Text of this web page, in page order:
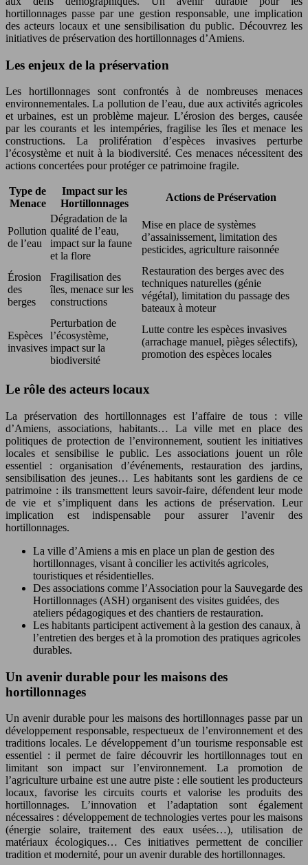
hortillonnages passe par une gestion responsable, une implication
des acteurs locaux et une sensibilisation du public. Découvrez les
initiatives de préservation des hortillonnages d’Amiens.
Les enjeux de la préservation
Les hortillonnages sont confrontés à de nombreuses menaces
environnementales. La pollution de l’eau, due aux activités agricoles
et urbaines, est un problème majeur. L’érosion des berges, causée
par les courants et les intempéries, fragilise les îles et menace les
constructions. La prolifération d’espèces invasives perturbe
l’écosystème et nuit à la biodiversité. Ces menaces nécessitent des
actions concertées pour protéger ce patrimoine fragile.
Type de
Menace
Impact sur les
Hortillonnages
Actions de Préservation
Pollution
de l’eau
Dégradation de la
qualité de l’eau,
impact sur la faune
et la flore
Mise en place de systèmes
d’assainissement, limitation des
pesticides, agriculture raisonnée
Érosion
des
berges
Fragilisation des
îles, menace sur les
constructions
Restauration des berges avec des
techniques naturelles (génie
végétal), limitation du passage des
bateaux à moteur
Espèces
invasives
Perturbation de
l’écosystème,
impact sur la
biodiversité
Lutte contre les espèces invasives
(arrachage manuel, pièges sélectifs),
promotion des espèces locales
Le rôle des acteurs locaux
La préservation des hortillonnages est l’affaire de tous : ville
d’Amiens, associations, habitants… La ville met en place des
politiques de protection de l’environnement, soutient les initiatives
locales et sensibilise le public. Les associations jouent un rôle
essentiel : organisation d’événements, restauration des jardins,
sensibilisation des jeunes… Les habitants sont les gardiens de ce
patrimoine : ils transmettent leurs savoir-faire, défendent leur mode
de vie et s’impliquent dans les actions de préservation. Leur
implication est indispensable pour assurer l’avenir des
hortillonnages.
La ville d’Amiens a mis en place un plan de gestion des
hortillonnages, visant à concilier les activités agricoles,
touristiques et résidentielles.
Des associations comme l’Association pour la Sauvegarde des
Hortillonnages (ASH) organisent des visites guidées, des
ateliers pédagogiques et des chantiers de restauration.
Les habitants participent activement à la gestion des canaux, à
l’entretien des berges et à la promotion des pratiques agricoles
durables.
Un avenir durable pour les maisons des
hortillonnages
Un avenir durable pour les maisons des hortillonnages passe par un
développement responsable, respectueux de l’environnement et des
traditions locales. Le développement d’un tourisme responsable est
essentiel : il permet de faire découvrir les hortillonnages tout en
limitant son impact sur l’environnement. La promotion de
l’agriculture urbaine est une autre piste : elle soutient les producteurs
locaux, favorise les circuits courts et valorise les produits des
hortillonnages. L’innovation et l’adaptation sont également
nécessaires : développement de technologies vertes pour les maisons
(énergie solaire, traitement des eaux usées…), utilisation de
matériaux écologiques… Ces initiatives permettent de concilier
tradition et modernité, pour un avenir durable des hortillonnages.